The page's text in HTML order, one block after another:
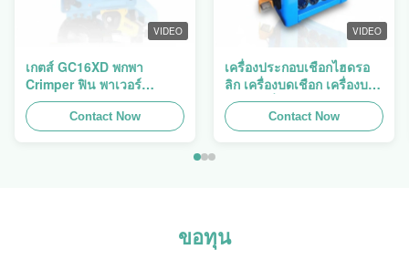
VIDEO
เกตส์ GC16XD พกพา
Crimper ฟิน พาเวอร์
P16HP คู่มือไฮดรอลิกเคเบิล
Crimper สําหรับขาย
Contact Now
VIDEO
เครื่องประกอบเชือกไฮดรอ
ลิก เครื่องบดเชือก เครื่องบด
เชือก เครื่องบดเชือก Finn
Power Swager
Contact Now
ขอทุน